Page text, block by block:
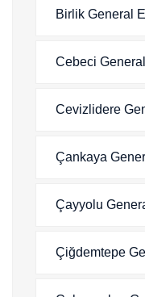
Birlik General
Cebeci
Cevizlidere
Çankaya
Çayyolu
Çiğdemtepe